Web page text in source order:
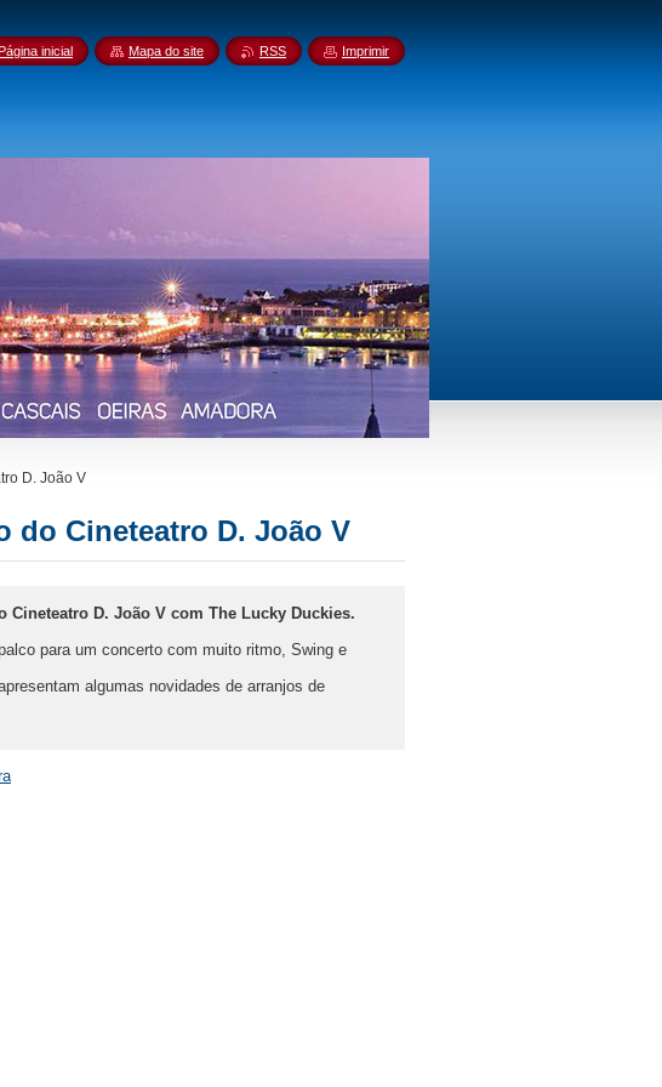
D. João V
do Cineteatro D. João V
Cineteatro D. João V com The Lucky Duckies.
para um concerto com muito ritmo, Swing e
algumas novidades de arranjos de
Página inicial Mapa do site RSS Imprimir